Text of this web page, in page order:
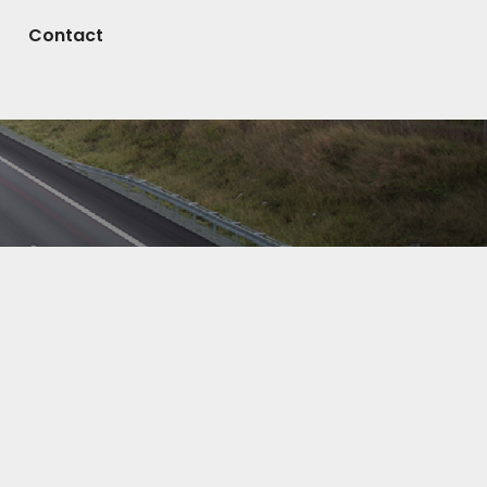
Contact